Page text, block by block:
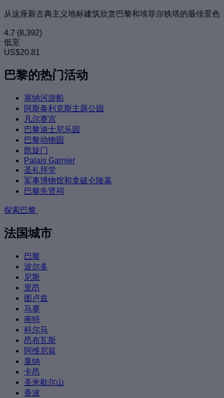
从这座新古典主义地标建筑欣赏巴黎和埃菲尔铁塔的最佳景色
4.7 (8,392)
低至
US$20.81
巴黎的热门活动
塞纳河游船
阿斯泰利克斯主题公园
凡尔赛宫
巴黎迪士尼乐园
巴黎动物园
凯旋门
Palais Garnier
圣礼拜堂
军事博物馆和拿破仑陵墓
巴黎先贤祠
探索巴黎
法国城市
巴黎
波尔多
尼斯
里昂
图卢兹
马赛
南特
科尔马
昂布瓦斯
阿维尼翁
戛纳
卡昂
圣米歇尔山
香波